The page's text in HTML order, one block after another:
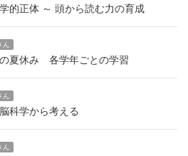
的正体 ～ 頭から読む力の育成
夏休み 各学年ごとの学習
科学から考える